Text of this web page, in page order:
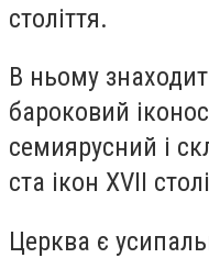
століття.
В ньому
бароковий
семиярусний і
ста ікон XVII
Церква є